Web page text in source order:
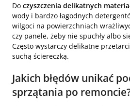
Do czyszczenia delikatnych
wody i bardzo łagodnych
wilgoci na powierzchniach
czy panele, żeby nie spuchły albo
Często wystarczy delikatne
suchą ściereczką.
Jakich błędów unikać
sprzątania po